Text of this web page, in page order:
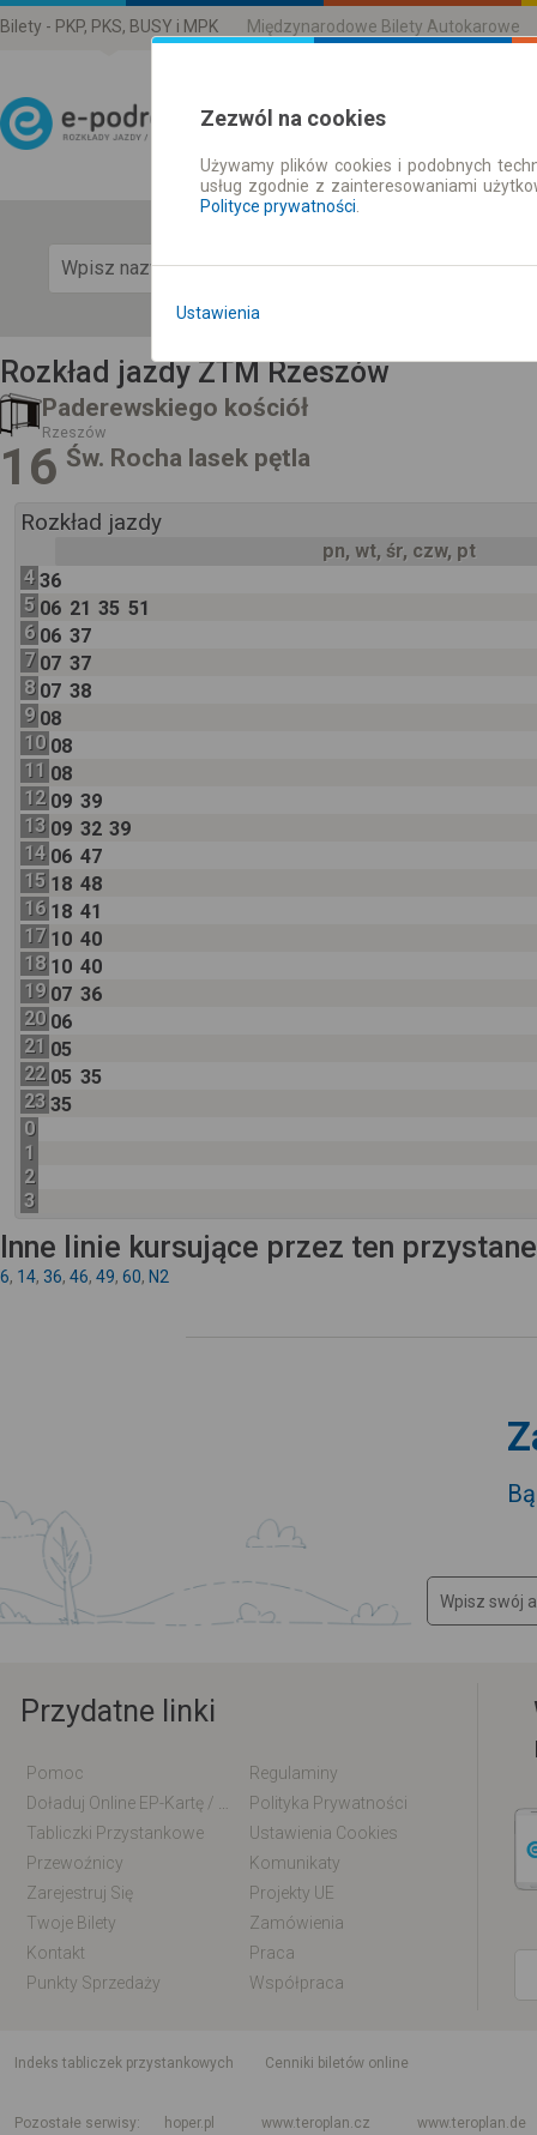
Bilety - PKP, PKS, BUSY i MPK Międzynarodowe Bilety Autokarowe
Rozkład Jazdy | Bilety
Rozkład jazdy ZTM Rzeszów
Paderewskiego kościół
Rzeszów
16 Św. Rocha lasek pętla
Rozkład jazdy
pn, wt, śr, czw, pt
4 36
5 06 21 35 51
6 06 37
7 07 37
8 07 38
9 08
10 08
11 08
12 09 39
13 09 32 39
14 06 47
15 18 48
16 18 41
17 10 40
18 10 40
19 07 36
20 06
21 05
22 05 35
23 35
0
1
2
3
Inne linie kursujące przez ten
6, 14, 36, 46, 49, 60, N2
Przydatne linki
Pomoc
Regulaminy
Polityka Prywatności
Tabliczki Przystankowe
Ustawienia Cookies
Przewoźnicy
Komunikaty
Zarejestruj Się
Projekty UE
Twoje Bilety
Zamówienia
Kontakt
Praca
Punkty Sprzedaży
Współpraca
indeks tabliczek przystankowych
Cenniki biletów online
Pozostałe serwisy
hoper.pl www.teroplan.cz
www.teroplan.de
Zezwól na cookies
Używamy plików cookies i podobnych
usług zgodnie z zainteresowaniami
Polityce prywatności
Ustawienia